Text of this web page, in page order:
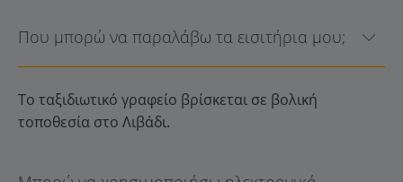
Που μπορώ να παραλάβω τα εισιτήρια μου;
Το ταξιδιωτικό γραφείο βρίσκεται σε βολική
τοποθεσία στο Λιβάδι.